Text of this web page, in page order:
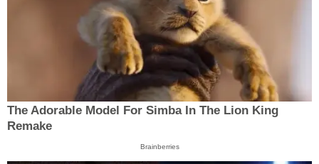
The Adorable Model For Simba In The Lion King
Remake
Brainberries